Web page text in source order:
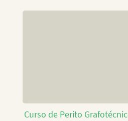
Curso de Perito